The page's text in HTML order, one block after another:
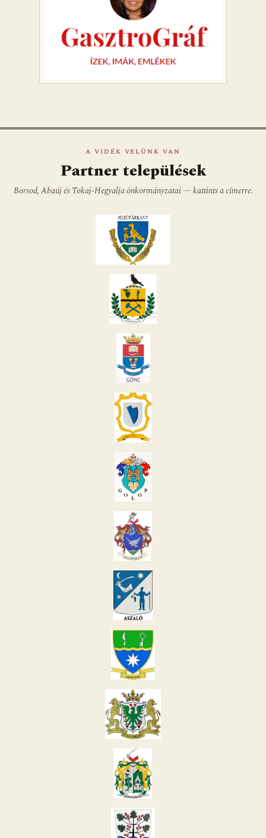
A VIDÉK VELÜNK VAN
Partner települések
Borsod, Abaúj és Tokaj-Hegyalja önkormányzatai — kattints a címerre.